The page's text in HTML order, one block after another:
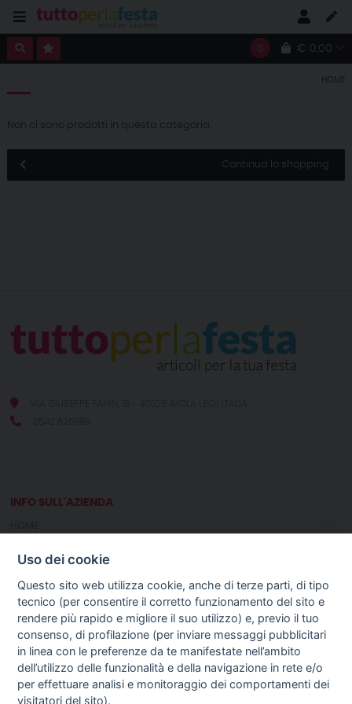
0 € 0,00
HOME
Non ci sono prodotti in questa categoria.
Continua lo shopping
INFO SULL'AZIENDA
NOTIZIE
GUIDA AGLI ACQUISTI
PROCEDURA DI ACQUISTO
DIRITTO DI RECESSO
SPEDIZIONI E COSTI
Uso dei cookie
Questo sito web utilizza cookie, anche di terze parti, di tipo
tecnico (per consentire il corretto funzionamento del sito e
rendere più rapido e migliore il suo utilizzo) e, previo il tuo
consenso, di profilazione (per inviare messaggi pubblicitari
in linea con le preferenze da te manifestate nell’ambito
dell’utilizzo delle funzionalità e della navigazione in rete e/o
per effettuare analisi e monitoraggio dei comportamenti dei
visitatori del sito).